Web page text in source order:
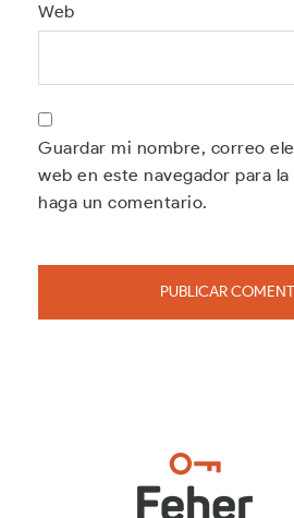
Web
Guardar mi nombre, correo
web en este navegador para
haga un comentario.